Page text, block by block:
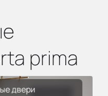
prima
двери